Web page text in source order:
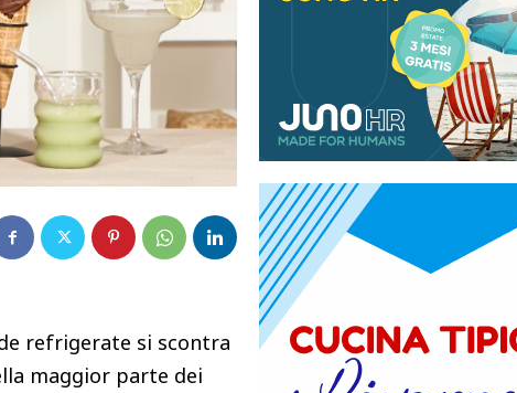
refrigerate si scontra
maggior parte dei